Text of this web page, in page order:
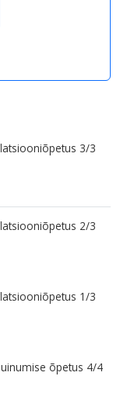
3/3
2/3
1/3
õpetus 4/4